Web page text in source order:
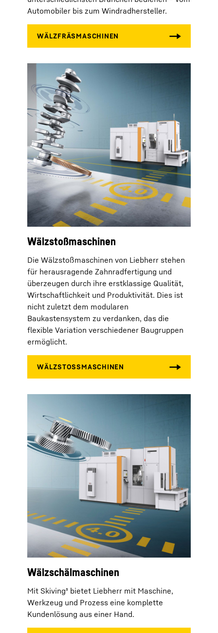
Automobiler bis zum Windradhersteller.
Wälzstoßmaschinen
Die Wälzstoßmaschinen von Liebherr stehen
für herausragende Zahnradfertigung und
überzeugen durch ihre erstklassige Qualität,
Wirtschaftlichkeit und Produktivität. Dies ist
nicht zuletzt dem modularen
Baukastensystem zu verdanken, das die
flexible Variation verschiedener Baugruppen
ermöglicht.
Wälzschälmaschinen
Mit Skiving³ bietet Liebherr mit Maschine,
Werkzeug und Prozess eine komplette
Kundenlösung aus einer Hand.